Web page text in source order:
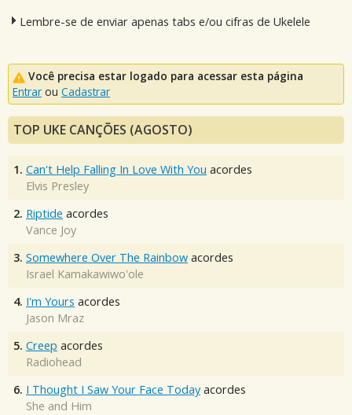
Lembre-se de enviar apenas tabs e/ou cifras de Ukelele
Você precisa estar logado para acessar esta página
Entrar ou Cadastrar
TOP UKE CANÇÕES (AGOSTO)
1. Can't Help Falling In Love With You acordes
Elvis Presley
2. Riptide acordes
Vance Joy
3. Somewhere Over The Rainbow acordes
Israel Kamakawiwo'ole
4. I'm Yours acordes
Jason Mraz
5. Creep acordes
Radiohead
6. I Thought I Saw Your Face Today acordes
She and Him